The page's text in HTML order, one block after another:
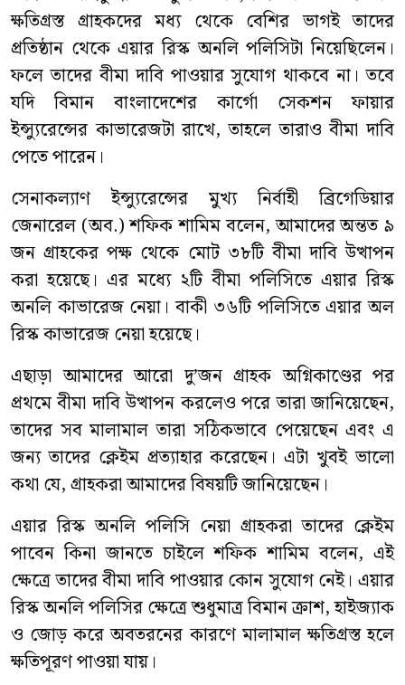
ক্ষতিগ্রস্ত গ্রাহকদের মধ্য থেকে বেশির ভাগই তাদের
প্রতিষ্ঠান থেকে এয়ার রিস্ক অনলি পলিসিটা নিয়েছিলেন।
ফলে তাদের বীমা দাবি পাওয়ার সুযোগ থাকবে না। তবে
যদি বিমান বাংলাদেশের কার্গো সেকশন ফায়ার
ইন্স্যুরেন্সের কাভারেজটা রাখে, তাহলে তারাও বীমা দাবি
পেতে পারেন।
সেনাকল্যাণ ইন্স্যুরেন্সের মুখ্য নির্বাহী ব্রিগেডিয়ার
জেনারেল (অব.) শফিক শামিম বলেন, আমাদের অন্তত ৯
জন গ্রাহকের পক্ষ থেকে মোট ৩৮টি বীমা দাবি উত্থাপন
করা হয়েছে। এর মধ্যে ২টি বীমা পলিসিতে এয়ার রিস্ক
অনলি কাভারেজ নেয়া। বাকী ৩৬টি পলিসিতে এয়ার অল
রিস্ক কাভারেজ নেয়া হয়েছে।
এছাড়া আমাদের আরো দু’জন গ্রাহক অগ্নিকাণ্ডের পর
প্রথমে বীমা দাবি উত্থাপন করলেও পরে তারা জানিয়েছেন,
তাদের সব মালামাল তারা সঠিকভাবে পেয়েছেন এবং এ
জন্য তাদের ক্লেইম প্রত্যাহার করেছেন। এটা খুবই ভালো
কথা যে, গ্রাহকরা আমাদের বিষয়টি জানিয়েছেন।
এয়ার রিস্ক অনলি পলিসি নেয়া গ্রাহকরা তাদের ক্লেইম
পাবেন কিনা জানতে চাইলে শফিক শামিম বলেন, এই
ক্ষেত্রে তাদের বীমা দাবি পাওয়ার কোন সুযোগ নেই। এয়ার
রিস্ক অনলি পলিসির ক্ষেত্রে শুধুমাত্র বিমান ক্রাশ, হাইজ্যাক
ও জোড় করে অবতরনের কারণে মালামাল ক্ষতিগ্রস্ত হলে
ক্ষতিপূরণ পাওয়া যায়।